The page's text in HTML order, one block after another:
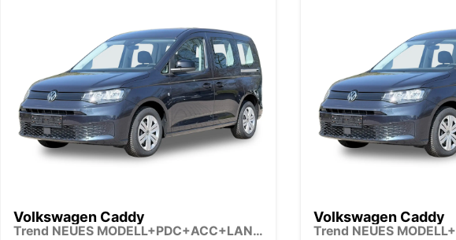
Volkswagen Caddy
Trend NEUES MODELL+PDC+ACC+LANE ASSIST
Volkswagen Caddy